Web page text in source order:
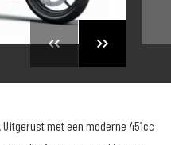
met een moderne 451cc